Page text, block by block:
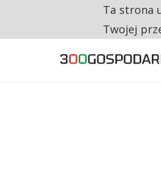
CO TRZECIĄ
Ta strona
Twojej